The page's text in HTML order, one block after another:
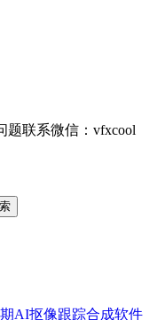
题联系微信：vfxcool